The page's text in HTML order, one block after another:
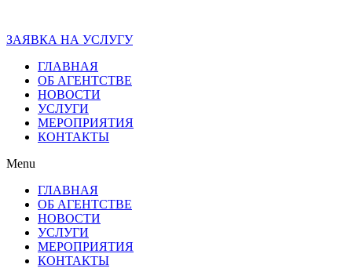
ЗАЯВКА НА УСЛУГУ
ГЛАВНАЯ
ОБ АГЕНТСТВЕ
НОВОСТИ
УСЛУГИ
МЕРОПРИЯТИЯ
КОНТАКТЫ
Menu
ГЛАВНАЯ
ОБ АГЕНТСТВЕ
НОВОСТИ
УСЛУГИ
МЕРОПРИЯТИЯ
КОНТАКТЫ